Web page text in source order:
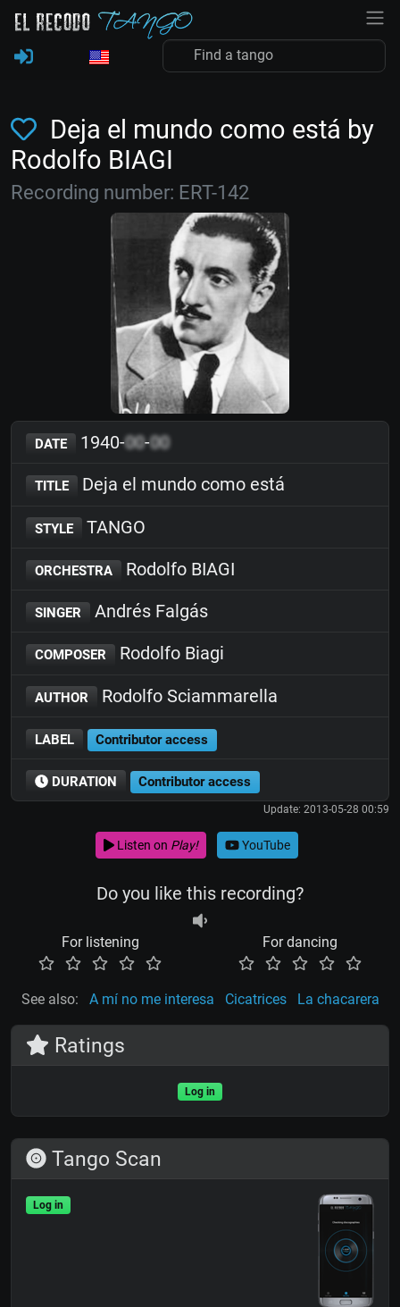
Deja el mundo como está by
Rodolfo BIAGI
Recording number: ERT-142
DATE 1940-00-00
TITLE Deja el mundo como está
STYLE TANGO
ORCHESTRA Rodolfo BIAGI
SINGER Andrés Falgás
COMPOSER Rodolfo Biagi
AUTHOR Rodolfo Sciammarella
LABEL Contributor access
DURATION Contributor access
Update: 2013-05-28 00:59
Listen on Play! YouTube
Do you like this recording?
For listening For dancing
See also: A mí no me interesa Cicatrices La chacarera
Ratings
Log in
Tango Scan
Log in